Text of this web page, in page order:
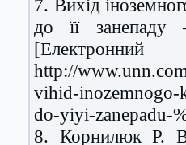
7. Вихід
до її занепаду
http://
vihid-inozemnogo-
do-yiyi-zanepadu-
8. Корнилюк Р. В.